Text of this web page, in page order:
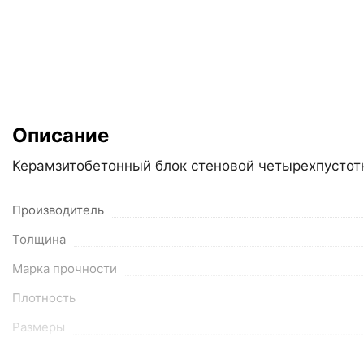
Описание
Керамзитобетонный блок стеновой
Производитель
Толщина
Марка прочности
Плотность
Размеры